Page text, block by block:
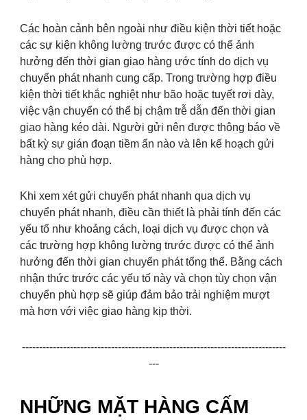
Các hoàn cảnh bên ngoài như điều kiện thời tiết hoặc
các sự kiện không lường trước được có thể ảnh
hưởng đến thời gian giao hàng ước tính do dịch vụ
chuyển phát nhanh cung cấp. Trong trường hợp điều
kiện thời tiết khắc nghiệt như bão hoặc tuyết rơi dày,
việc vận chuyển có thể bị chậm trễ dẫn đến thời gian
giao hàng kéo dài. Người gửi nên được thông báo về
bất kỳ sự gián đoạn tiềm ẩn nào và lên kế hoạch gửi
hàng cho phù hợp.
Khi xem xét gửi chuyển phát nhanh qua dịch vụ
chuyển phát nhanh, điều cần thiết là phải tính đến các
yếu tố như khoảng cách, loại dịch vụ được chọn và
các trường hợp không lường trước được có thể ảnh
hưởng đến thời gian chuyển phát tổng thể. Bằng cách
nhận thức trước các yếu tố này và chọn tùy chọn vận
chuyển phù hợp sẽ giúp đảm bảo trải nghiệm mượt
mà hơn với việc giao hàng kịp thời.
-----------------------------------------------------------------------------
---
NHỮNG MẶT HÀNG CẤM